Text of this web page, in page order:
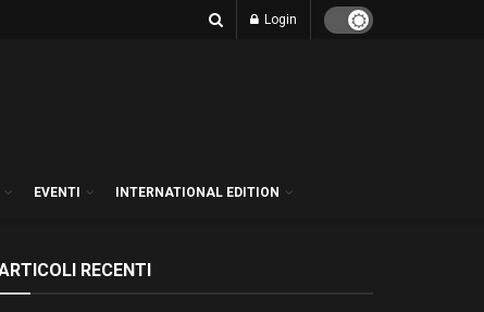
Login
EVENTI INTERNATIONAL EDITION
RECENTI